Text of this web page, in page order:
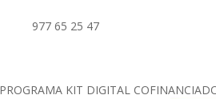
977 65 25 47
PROGRAMA KIT DIGITAL